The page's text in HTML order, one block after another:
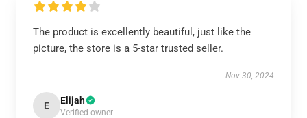
The product is excellently beautiful, just like the
picture, the store is a 5-star trusted seller.
Nov 30, 2024
E Elijah
Verified owner